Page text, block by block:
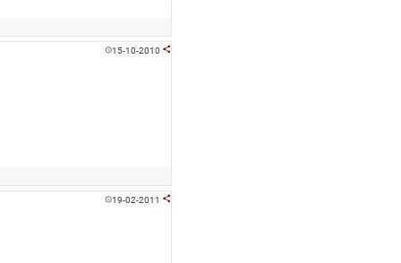
15-10-2010 
19-02-2011 